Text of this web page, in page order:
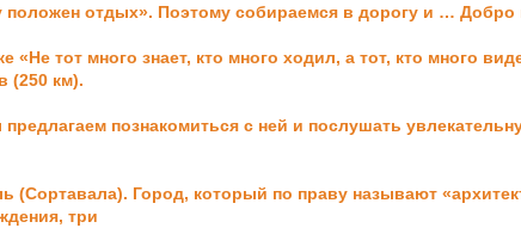
отдых». Поэтому собираемся в дорогу и … Добро
тот много знает, кто много ходил, а тот, кто много
(250 км).
познакомиться с ней и послушать
(Сортавала). Город, который по праву называют
три